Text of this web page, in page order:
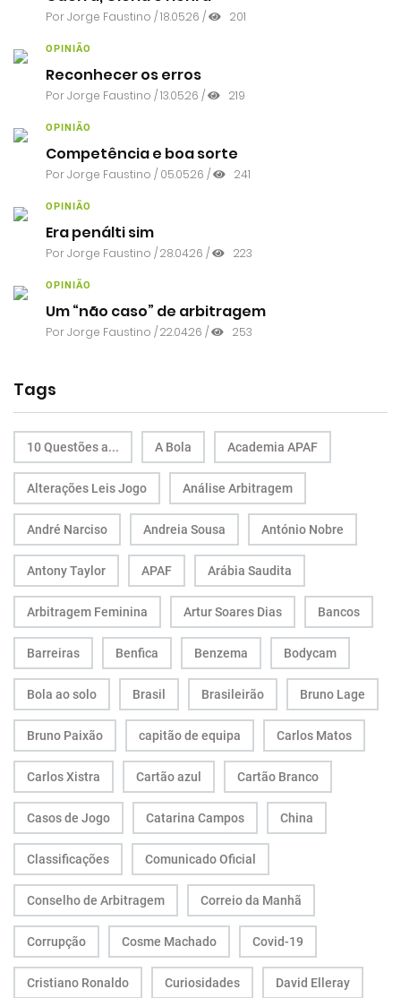
PorJorge Faustino / 18.05.26 / 201
OPINIÃO
Reconhecer os erros
PorJorge Faustino / 13.05.26 / 219
OPINIÃO
Competência e boa sorte
PorJorge Faustino / 05.05.26 / 241
OPINIÃO
Era penálti sim
PorJorge Faustino / 28.04.26 / 223
OPINIÃO
Um “não caso” de arbitragem
PorJorge Faustino / 22.04.26 / 253
Tags
10 Questões a... A Bola Academia APAF
Alterações Leis Jogo Análise Arbitragem
André Narciso Andreia Sousa António Nobre
Antony Taylor APAF Arábia Saudita
Arbitragem Feminina Artur Soares Dias Bancos
Barreiras Benfica Benzema Bodycam
Bola ao solo Brasil Brasileirão Bruno Lage
Bruno Paixão capitão de equipa Carlos Matos
Carlos Xistra Cartão azul Cartão Branco
Casos de Jogo Catarina Campos China
Classificações Comunicado Oficial
Conselho de Arbitragem Correio da Manhã
Corrupção Cosme Machado Covid-19
Cristiano Ronaldo Curiosidades David Elleray